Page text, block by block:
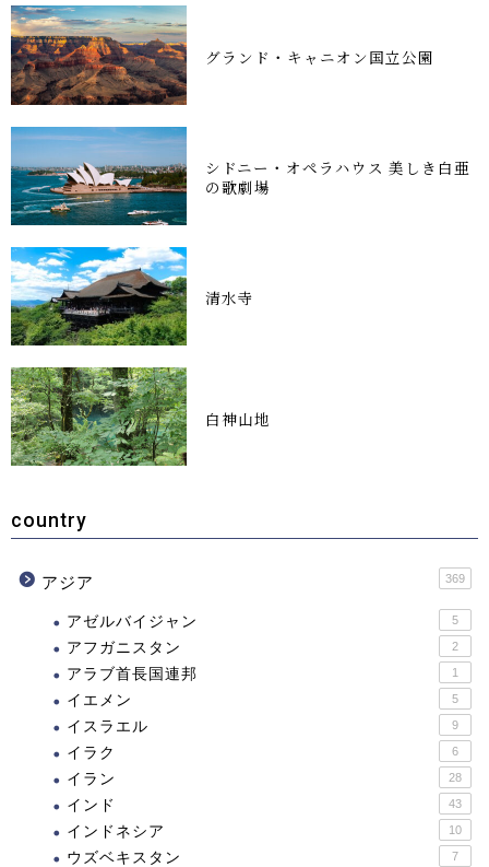
グランド・キャニオン国立公園
シドニー・オペラハウス 美しき白亜
の歌劇場
清水寺
白神山地
country
アジア 369
アゼルバイジャン 5
アフガニスタン 2
アラブ首長国連邦 1
イエメン 5
イスラエル 9
イラク 6
イラン 28
インド 43
インドネシア 10
ウズベキスタン 7